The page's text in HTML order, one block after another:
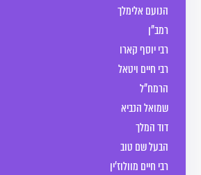
הנועם אלימלך
רמב"ן
רבי יוסף קארו
רבי חיים ויטאל
הרמח"ל
שמואל הנביא
דוד המלך
הבעל שם טוב
רבי חיים מוולוז’ין